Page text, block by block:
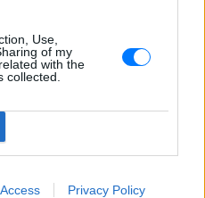
Use,
of my
with the
collected.
Privacy Policy